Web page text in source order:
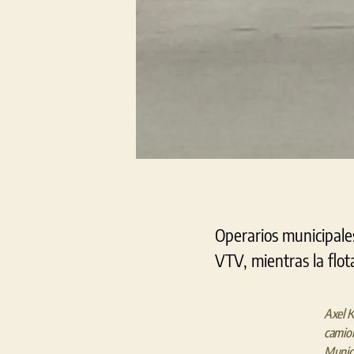
Operarios
VTV, mientras la
Axel